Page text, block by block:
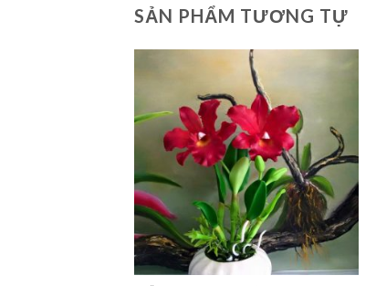
SẢN PHẨM TƯƠNG TỰ